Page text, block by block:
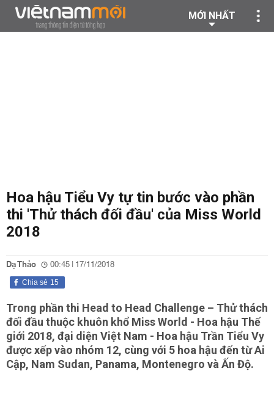
MỚI NHẤT
Hoa hậu Tiểu Vy tự tin bước vào phần
thi 'Thử thách đối đầu' của Miss World
2018
Dạ Thảo 00:45 | 17/11/2018
15
Chia sẻ
Trong phần thi Head to Head Challenge – Thử thách
đối đầu thuộc khuôn khổ Miss World - Hoa hậu Thế
giới 2018, đại diện Việt Nam - Hoa hậu Trần Tiểu Vy
được xếp vào nhóm 12, cùng với 5 hoa hậu đến từ Ai
Cập, Nam Sudan, Panama, Montenegro và Ấn Độ.